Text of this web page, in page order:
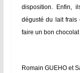
disposition.
Enfin,
dégusté du lait
faire un bon
Romain GUEHO et